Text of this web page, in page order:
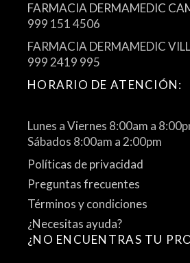
FARMACIA DERMAMEDIC
999 151 4506
FARMACIA DERMAMEDIC
999 2419 995
HORARIO DE ATENCIÓN:
Lunes a Viernes 8:00am a
Sábados 8:00am a 2:00pm
Políticas de privacidad
Preguntas frecuentes
Términos y condiciones
¿Necesitas ayuda?
¿NO ENCUENTRAS TU